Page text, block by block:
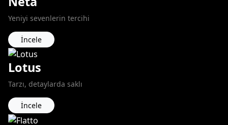
Yeniyi sevenlerin tercihi
İncele
Lotus
Tarzı, detaylarda saklı
İncele